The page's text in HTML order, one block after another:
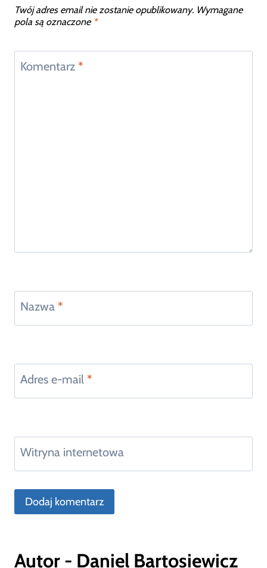
Twój adres email nie zostanie opublikowany. Wymagane
pola są oznaczone *
Komentarz *
Nazwa *
Adres e-mail *
Witryna internetowa
Autor - Daniel Bartosiewicz